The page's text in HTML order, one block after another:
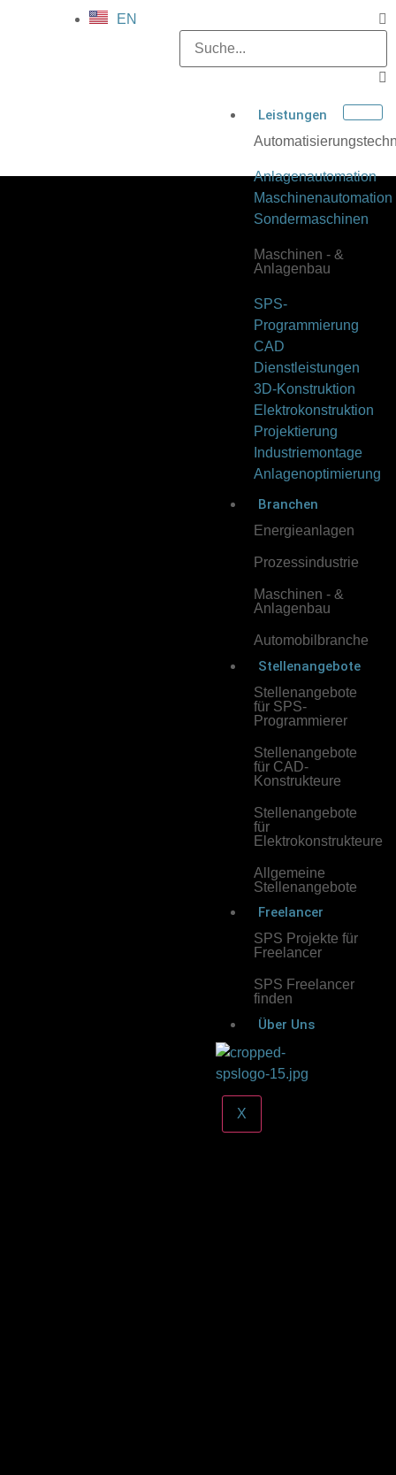
EN
Leistungen
Anlagenautomation
Maschinenautomation
Sondermaschinen
Maschinen - &
Anlagenbau
SPS-
Programmierung
CAD
Dienstleistungen
3D-Konstruktion
Elektrokonstruktion
Projektierung
Industriemontage
Anlagenoptimierung
Branchen
Energieanlagen
Prozessindustrie
Maschinen - &
Anlagenbau
Automobilbranche
Stellenangebote
Stellenangebote
für SPS-
Programmierer
Stellenangebote
für CAD-
Konstrukteure
Stellenangebote
für
Elektrokonstrukteure
Allgemeine
Stellenangebote
Freelancer
SPS Projekte für
Freelancer
SPS Freelancer
finden
Über Uns
X